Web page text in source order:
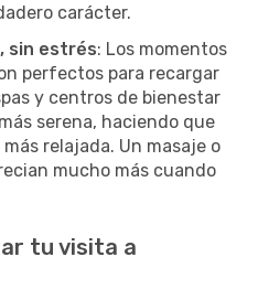
carácter.
sin estrés: Los momentos
perfectos para recargar
y centros de bienestar
serena, haciendo que
relajada. Un masaje o
mucho más cuando
tu visita a